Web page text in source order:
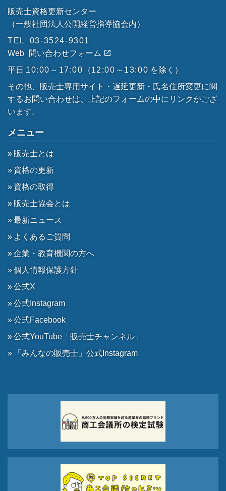
販売士資格更新センター
（一般社団法人公開経営指導協会内）
TEL
03-3524-9301
Web
問い合わせフォーム
平日 10:00～17:00 （12:00～13:00 を除く）
その他、販売士専用サイト・遅延更新・氏名住所変更に関
するお問い合わせは、上記のフォームの中にリンクがござ
います。
メニュー
販売士とは
資格の更新
資格の取得
販売士協会とは
最新ニュース
よくあるご質問
企業・教育機関の方へ
個人情報保護方針
公式X
公式Instagram
公式Facebook
公式YouTube「販売士チャンネル」
「みんなの販売士」公式Instagram